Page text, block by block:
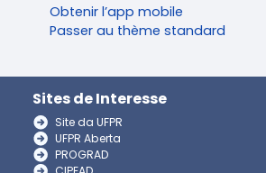
Obtenir l’app mobile
Passer au thème standard
Sites de Interesse
Site da UFPR
UFPR Aberta
PROGRAD